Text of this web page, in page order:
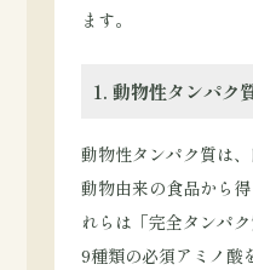
ます。
1. 動物性タンパク
動物性タンパク質は
動物由来の食品から
れらは「完全タンパ
9種類の必須アミノ酸